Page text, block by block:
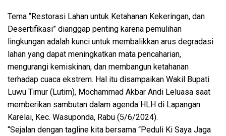
Tema “Restorasi Lahan untuk Ketahanan Kekeringan, dan
Desertifikasi” dianggap penting karena pemulihan
lingkungan adalah kunci untuk membalikkan arus degradasi
lahan yang dapat meningkatkan mata pencaharian,
mengurangi kemiskinan, dan membangun ketahanan
terhadap cuaca ekstrem. Hal itu disampaikan Wakil Bupati
Luwu Timur (Lutim), Mochammad Akbar Andi Leluasa saat
memberikan sambutan dalam agenda HLH di Lapangan
Karelai, Kec. Wasuponda, Rabu (5/6/2024).
“Sejalan dengan tagline kita bersama “Peduli Ki Saya Jaga